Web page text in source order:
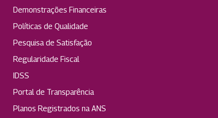
Demonstrações Financeiras
Políticas de Qualidade
Pesquisa de Satisfação
Regularidade Fiscal
IDSS
Portal de Transparência
Planos Registrados na ANS